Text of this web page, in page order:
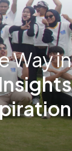
Way in